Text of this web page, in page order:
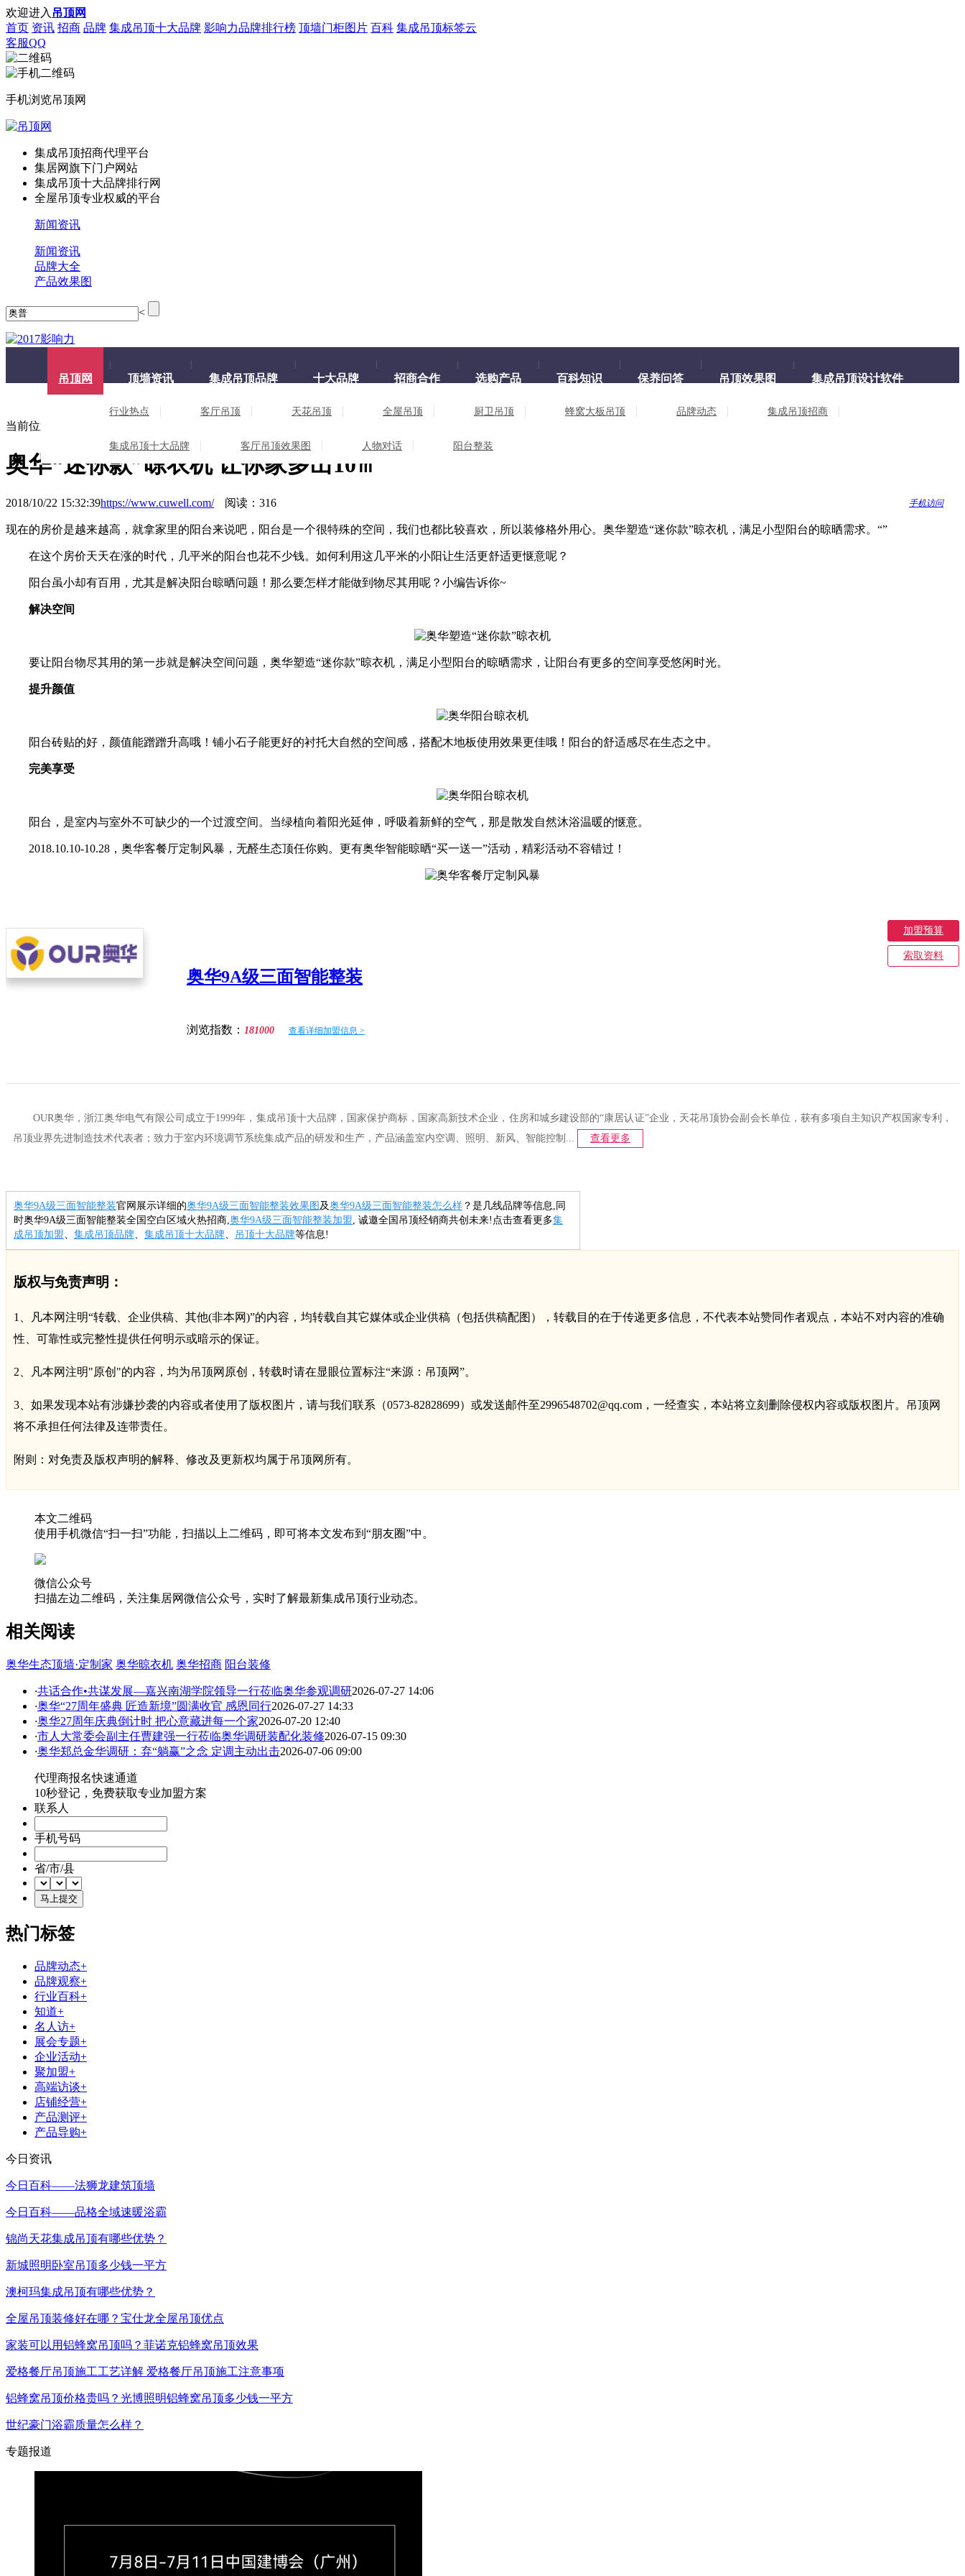
欢迎进入 吊顶网
首页 资讯 招商 品牌 集成吊顶十大品牌 影响力品牌排行榜 顶墙门柜图片 百科 集成吊顶标签云
客服QQ
手机浏览吊顶网
集成吊顶招商代理平台
集居网旗下门户网站
集成吊顶十大品牌排行网
全屋吊顶专业权威的平台
新闻资讯
新闻资讯
品牌大全
产品效果图
<
吊顶网
行业热点 客厅吊顶 天花吊顶 全屋吊顶 厨卫吊顶 蜂窝大板吊顶 品牌动态 集成吊顶招商
集成吊顶十大品牌 客厅吊顶效果图 人物对话 阳台整装
顶墙资讯 集成吊顶品牌 十大品牌 招商合作 选购产品 百科知识 保养问答 吊顶效果图 集成吊顶设计软件
当前位置：
奥华“迷你款”晾衣机 让你家多出10㎡
2018/10/22 15:32:39https://www.cuwell.com/ 阅读：316 手机访问
现在的房价是越来越高，就拿家里的阳台来说吧，阳台是一个很特殊的空间，我们也都比较喜欢，所以装修格外用心。奥华塑造“迷你款”晾衣机，满足小型阳台的晾晒需求。 “”
在这个房价天天在涨的时代，几平米的阳台也花不少钱。如何利用这几平米的小阳让生活更舒适更惬意呢？
阳台虽小却有百用，尤其是解决阳台晾晒问题！那么要怎样才能做到物尽其用呢？小编告诉你~
解决空间
要让阳台物尽其用的第一步就是解决空间问题，奥华塑造“迷你款”晾衣机，满足小型阳台的晾晒需求，让阳台有更多的空间享受悠闲时光。
提升颜值
阳台砖贴的好，颜值能蹭蹭升高哦！铺小石子能更好的衬托大自然的空间感，搭配木地板使用效果更佳哦！阳台的舒适感尽在生态之中。
完美享受
阳台，是室内与室外不可缺少的一个过渡空间。当绿植向着阳光延伸，呼吸着新鲜的空气，那是散发自然沐浴温暖的惬意。
2018.10.10-10.28，奥华客餐厅定制风暴，无醛生态顶任你购。更有奥华智能晾晒“买一送一”活动，精彩活动不容错过！
奥华9A级三面智能整装
浏览指数： 181000 查看详细加盟信息 >
加盟预算
索取资料
OUR奥华，浙江奥华电气有限公司成立于1999年，集成吊顶十大品牌，国家保护商标，国家高新技术企业，住房和城乡建设部的“康居认证”企业，天花吊顶协会副会长单位，获有多项自主知识产权国家专利，
吊顶业界先进制造技术代表者；致力于室内环境调节系统集成产品的研发和生产，产品涵盖室内空调、照明、新风、智能控制...
查看更多
奥华9A级三面智能整装官网展示详细的奥华9A级三面智能整装效果图 及奥华9A级三面智能整装怎么样 ？是几线品牌等信息,同
时奥华9A级三面智能整装全国空白区域火热招商,奥华9A级三面智能整装加盟, 诚邀全国吊顶经销商共创未来!点击查看更多集
成吊顶加盟、 集成吊顶品牌、 集成吊顶十大品牌、 吊顶十大品牌等信息!
版权与免责声明：
1、凡本网注明“转载、企业供稿、其他(非本网)”的内容，均转载自其它媒体或企业供稿（包括供稿配图），转载目的在于传递更多信息，不代表本站赞同作者观点，本站不对内容的准确
性、可靠性或完整性提供任何明示或暗示的保证。
2、凡本网注明"原创"的内容，均为吊顶网原创，转载时请在显眼位置标注“来源：吊顶网”。
3、如果发现本站有涉嫌抄袭的内容或者使用了版权图片，请与我们联系（0573-82828699）或发送邮件至2996548702@qq.com，一经查实，本站将立刻删除侵权内容或版权图片。吊顶网
将不承担任何法律及连带责任。
附则：对免责及版权声明的解释、修改及更新权均属于吊顶网所有。
本文二维码
使用手机微信“扫一扫”功能，扫描以上二维码，即可将本文发布到“朋友圈”中。
微信公众号
扫描左边二维码，关注集居网微信公众号，实时了解最新集成吊顶行业动态。
相关阅读
奥华生态顶墙·定制家 奥华晾衣机 奥华招商 阳台装修
·共话合作•共谋发展—嘉兴南湖学院领导一行莅临奥华参观调研2026-07-27 14:06
·奥华“27周年盛典 匠造新境”圆满收官 感恩同行2026-07-27 14:33
·奥华27周年庆典倒计时 把心意藏进每一个家2026-07-20 12:40
·市人大常委会副主任曹建强一行莅临奥华调研装配化装修2026-07-15 09:30
·奥华郑总金华调研：弃“躺赢”之念 定调主动出击2026-07-06 09:00
代理商报名快速通道
10秒登记，免费获取专业加盟方案
联系人
手机号码
省/市/县
热门标签
品牌动态+
品牌观察+
行业百科+
知道+
名人访+
展会专题+
企业活动+
聚加盟+
高端访谈+
店铺经营+
产品测评+
产品导购+
今日资讯
今日百科——法狮龙建筑顶墙
今日百科——品格全域速暖浴霸
锦尚天花集成吊顶有哪些优势？
新城照明卧室吊顶多少钱一平方
澳柯玛集成吊顶有哪些优势？
全屋吊顶装修好在哪？宝仕龙全屋吊顶优点
家装可以用铝蜂窝吊顶吗？菲诺克铝蜂窝吊顶效果
爱格餐厅吊顶施工工艺详解 爱格餐厅吊顶施工注意事项
铝蜂窝吊顶价格贵吗？光博照明铝蜂窝吊顶多少钱一平方
世纪豪门浴霸质量怎么样？
专题报道